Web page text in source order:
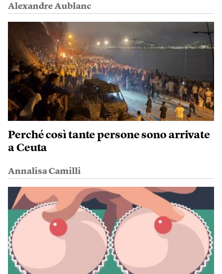
Alexandre Aublanc
Perché così tante persone sono arrivate
a Ceuta
Annalisa Camilli